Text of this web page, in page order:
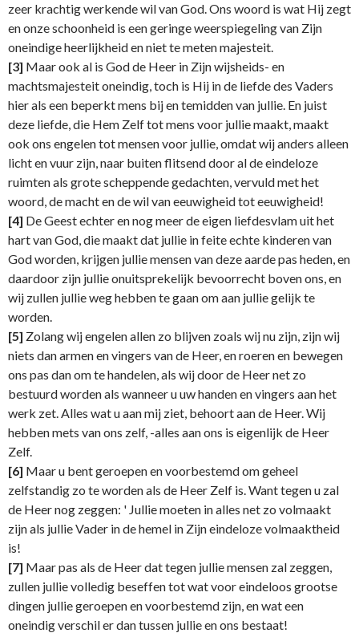
zeer krachtig werkende wil van God. Ons woord is wat Hij zegt
en onze schoonheid is een geringe weerspiegeling van Zijn
oneindige heerlijkheid en niet te meten majesteit.
[3] Maar ook al is God de Heer in Zijn wijsheids- en
machtsmajesteit oneindig, toch is Hij in de liefde des Vaders
hier als een beperkt mens bij en temidden van jullie. En juist
deze liefde, die Hem Zelf tot mens voor jullie maakt, maakt
ook ons engelen tot mensen voor jullie, omdat wij anders alleen
licht en vuur zijn, naar buiten flitsend door al de eindeloze
ruimten als grote scheppende gedachten, vervuld met het
woord, de macht en de wil van eeuwigheid tot eeuwigheid!
[4] De Geest echter en nog meer de eigen liefdesvlam uit het
hart van God, die maakt dat jullie in feite echte kinderen van
God worden, krijgen jullie mensen van deze aarde pas heden, en
daardoor zijn jullie onuitsprekelijk bevoorrecht boven ons, en
wij zullen jullie weg hebben te gaan om aan jullie gelijk te
worden.
[5] Zolang wij engelen allen zo blijven zoals wij nu zijn, zijn wij
niets dan armen en vingers van de Heer, en roeren en bewegen
ons pas dan om te handelen, als wij door de Heer net zo
bestuurd worden als wanneer u uw handen en vingers aan het
werk zet. Alles wat u aan mij ziet, behoort aan de Heer. Wij
hebben mets van ons zelf, -alles aan ons is eigenlijk de Heer
Zelf.
[6] Maar u bent geroepen en voorbestemd om geheel
zelfstandig zo te worden als de Heer Zelf is. Want tegen u zal
de Heer nog zeggen: ' Jullie moeten in alles net zo volmaakt
zijn als jullie Vader in de hemel in Zijn eindeloze volmaaktheid
is!
[7] Maar pas als de Heer dat tegen jullie mensen zal zeggen,
zullen jullie volledig beseffen tot wat voor eindeloos grootse
dingen jullie geroepen en voorbestemd zijn, en wat een
oneindig verschil er dan tussen jullie en ons bestaat!